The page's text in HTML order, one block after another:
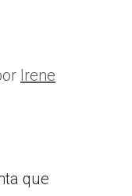
Irene
que